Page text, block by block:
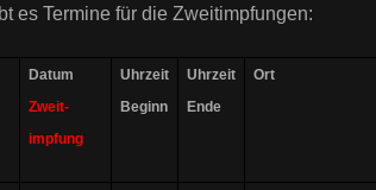
es Termine für die Zweitimpfungen:
Datum
Zweit-
impfung
Uhrzeit
Beginn
Uhrzeit
Ende
Ort